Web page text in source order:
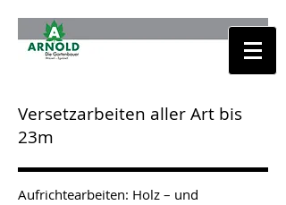
Versetzarbeiten aller Art bis
23m
Aufrichtearbeiten: Holz – und